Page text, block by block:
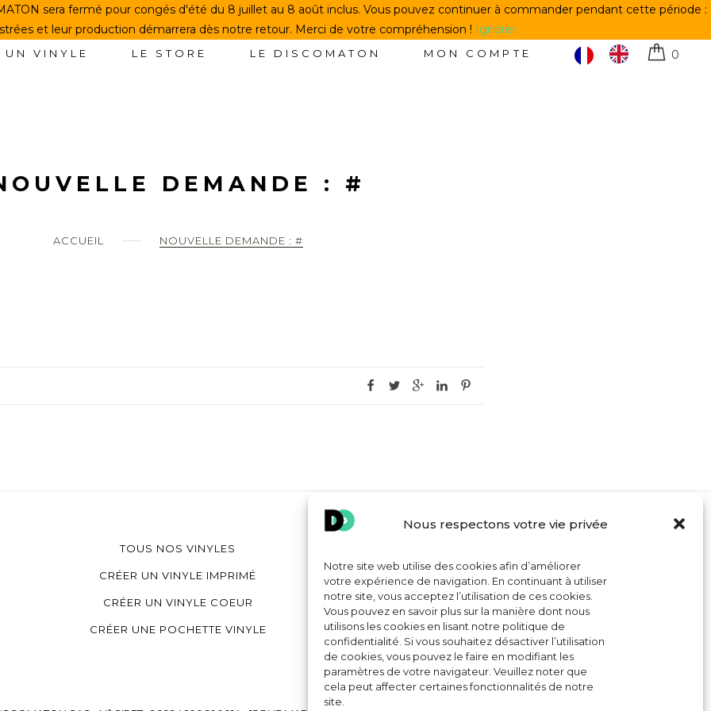
Nous respectons votre vie privée
Notre site web utilise des cookies afin d’améliorer
votre expérience de navigation. En continuant à utiliser
notre site, vous acceptez l’utilisation de ces cookies.
Vous pouvez en savoir plus sur la manière dont nous
utilisons les cookies en lisant notre politique de
confidentialité. Si vous souhaitez désactiver l’utilisation
de cookies, vous pouvez le faire en modifiant les
paramètres de votre navigateur. Veuillez noter que
cela peut affecter certaines fonctionnalités de notre
site.
0
UN VINYLE LE STORE LE DISCOMATON MON COMPTE
ACCUEIL NOUVELLE DEMANDE : #
DEMANDE : #
TOUS NOS VINYLES
CRÉER UN VINYLE IMPRIMÉ
CRÉER UN VINYLE COEUR
CRÉER UNE POCHETTE VINYLE
CONTACT
CONDITIONS GÉNÉRALES DE VENTE
POLITIQUE DE COOKIES
sera fermé pour congés d'été du 8 juillet au 8 août inclus. Vous pouvez continuer à commander pendant cette période :
et leur production démarrera dès notre retour. Merci de votre compréhension ! Ignorer